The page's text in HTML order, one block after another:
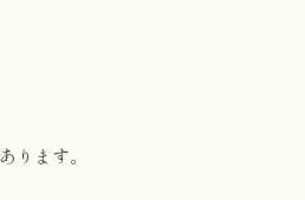
ります。